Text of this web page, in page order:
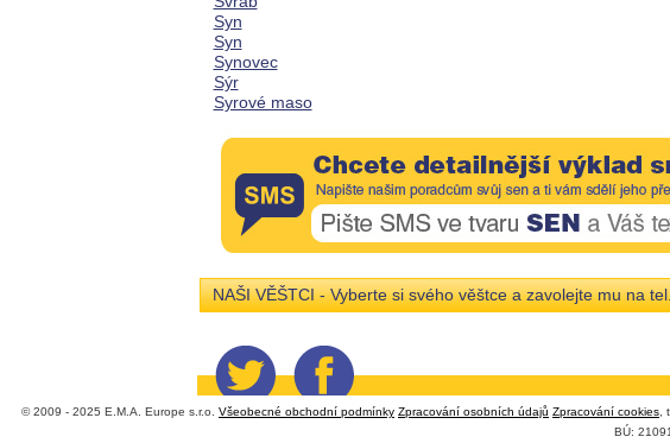
Syn
Syn
Synovec
Sýr
Syrové maso
NAŠI VĚŠTCI - Vyberte si svého věštce a zavolejte mu na
© 2009 - 2025 E.M.A. Europe s.r.o. Všeobecné obchodní podmínky Zpracování osobních údajů Zpracování cookies
BÚ: